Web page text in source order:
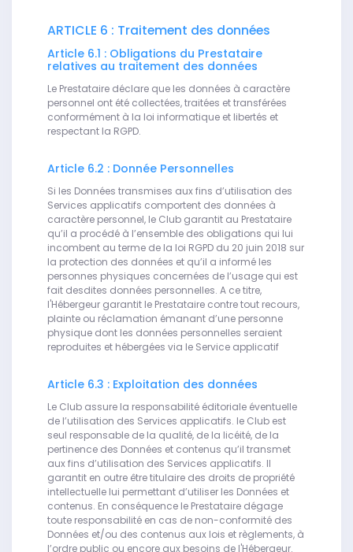
ARTICLE 6 : Traitement des données
Article 6.1 : Obligations du Prestataire
relatives au traitement des données
Le Prestataire déclare que les données à caractère
personnel ont été collectées, traitées et transférées
conformément à la loi informatique et libertés et
respectant la RGPD.
Article 6.2 : Donnée Personnelles
Si les Données transmises aux fins d’utilisation des
Services applicatifs comportent des données à
caractère personnel, le Club garantit au Prestataire
qu’il a procédé à l’ensemble des obligations qui lui
incombent au terme de la loi RGPD du 20 juin 2018 sur
la protection des données et qu’il a informé les
personnes physiques concernées de l’usage qui est
fait desdites données personnelles. A ce titre,
l'Hébergeur garantit le Prestataire contre tout recours,
plainte ou réclamation émanant d’une personne
physique dont les données personnelles seraient
reproduites et hébergées via le Service applicatif
Article 6.3 : Exploitation des données
Le Club assure la responsabilité éditoriale éventuelle
de l’utilisation des Services applicatifs. le Club est
seul responsable de la qualité, de la licéité, de la
pertinence des Données et contenus qu’il transmet
aux fins d’utilisation des Services applicatifs. Il
garantit en outre être titulaire des droits de propriété
intellectuelle lui permettant d’utiliser les Données et
contenus. En conséquence le Prestataire dégage
toute responsabilité en cas de non-conformité des
Données et/ou des contenus aux lois et règlements, à
l’ordre public ou encore aux besoins de l'Hébergeur.